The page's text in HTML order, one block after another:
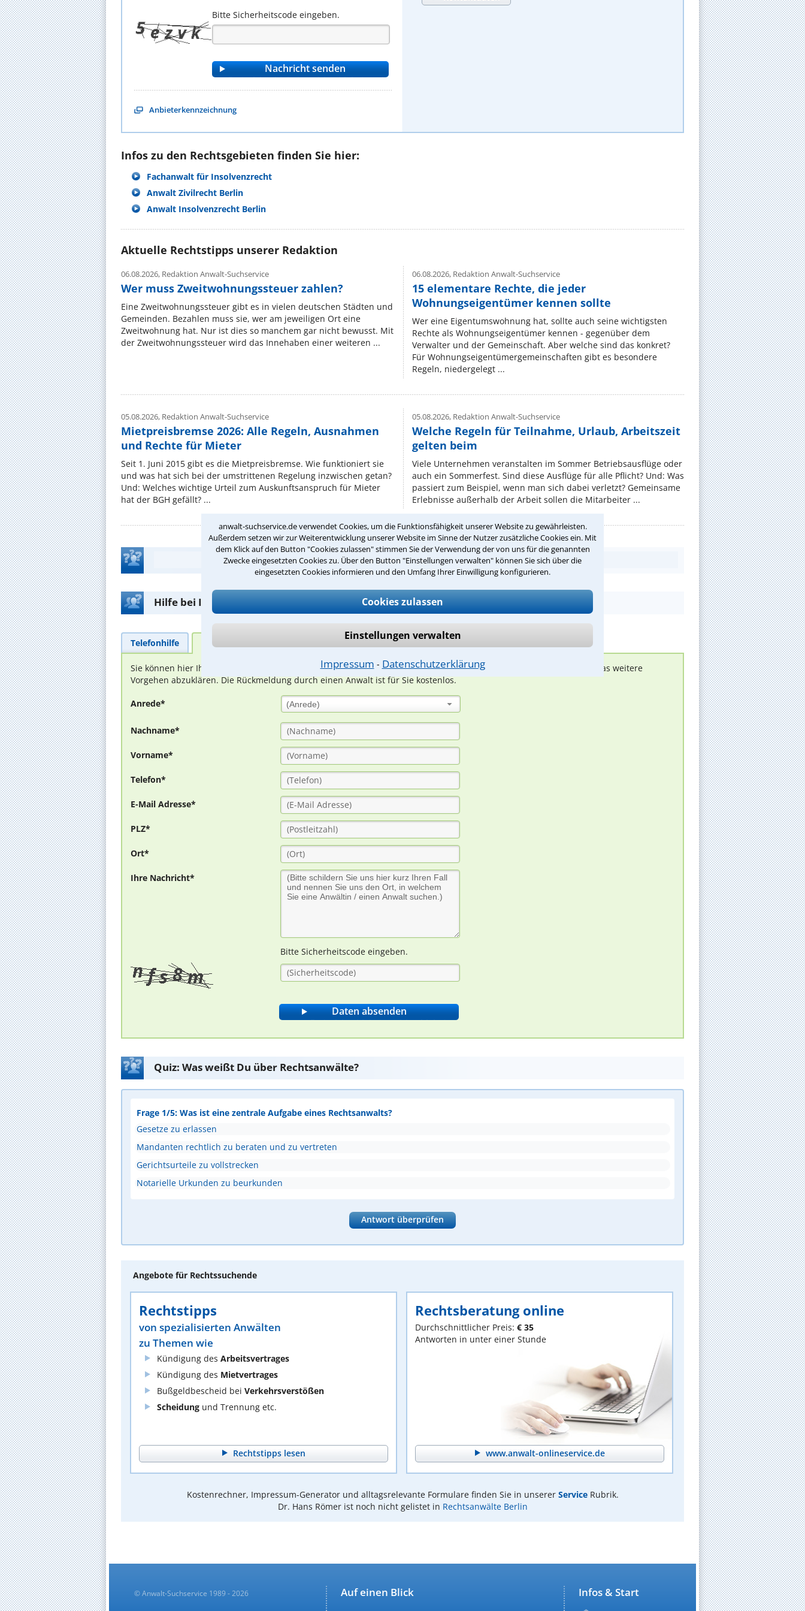
anwalt-suchservice.de verwendet Cookies, um die Funktionsfähigkeit unserer Website zu gewährleisten.
Außerdem setzen wir zur Weiterentwicklung unserer Website im Sinne der Nutzer zusätzliche Cookies ein. Mit
dem Klick auf den Button "Cookies zulassen" stimmen Sie der Verwendung der von uns für die genannten
Zwecke eingesetzten Cookies zu. Über den Button "Einstellungen verwalten" können Sie sich über die
eingesetzten Cookies informieren und den Umfang Ihrer Einwilligung konfigurieren.
Cookies zulassen
Einstellungen verwalten
Impressum ⁃ Datenschutzerklärung
Bitte Sicherheitscode eingeben.
Anbieterkennzeichnung
Infos zu den Rechtsgebieten finden Sie hier:
Fachanwalt für Insolvenzrecht
Anwalt Zivilrecht Berlin
Anwalt Insolvenzrecht Berlin
Aktuelle Rechtstipps unserer Redaktion
06.08.2026, Redaktion Anwalt-Suchservice
Wer muss Zweitwohnungssteuer zahlen?
Eine Zweitwohnungssteuer gibt es in vielen deutschen Städten und
Gemeinden. Bezahlen muss sie, wer am jeweiligen Ort eine
Zweitwohnung hat. Nur ist dies so manchem gar nicht bewusst. Mit
der Zweitwohnungssteuer wird das Innehaben einer weiteren ...
06.08.2026,Redaktion Anwalt-Suchservice
15 elementare Rechte, die jeder
Wohnungseigentümer kennen sollte
Wer eine Eigentumswohnung hat, sollte auch seine wichtigsten
Rechte als Wohnungseigentümer kennen - gegenüber dem
Verwalter und der Gemeinschaft. Aber welche sind das konkret?
Für Wohnungseigentümergemeinschaften gibt es besondere
Regeln, niedergelegt ...
05.08.2026, Redaktion Anwalt-Suchservice
Mietpreisbremse 2026: Alle Regeln, Ausnahmen
und Rechte für Mieter
Seit 1. Juni 2015 gibt es die Mietpreisbremse. Wie funktioniert sie
und was hat sich bei der umstrittenen Regelung inzwischen getan?
Und: Welches wichtige Urteil zum Auskunftsanspruch für Mieter
hat der BGH gefällt? ...
05.08.2026,Redaktion Anwalt-Suchservice
Welche Regeln für Teilnahme, Urlaub, Arbeitszeit
gelten beim
Viele Unternehmen veranstalten im Sommer Betriebsausflüge oder
auch ein Sommerfest. Sind diese Ausflüge für alle Pflicht? Und: Was
passiert zum Beispiel, wenn man sich dabei verletzt? Gemeinsame
Erlebnisse außerhalb der Arbeit sollen die Mitarbeiter ...
Teste Dein Rechtswissen
Hilfe bei Ihrer Anwaltsuche?
Telefonhilfe Beratungsanfrage
Sie können hier Ihren Fall schildern. Anschließend werden sich spezialisierte Rechtsanwälte bei Ihnen melden, um das weitere
Vorgehen abzuklären. Die Rückmeldung durch einen Anwalt ist für Sie kostenlos.
Anrede* (Anrede)
Nachname*
Vorname*
Telefon*
E-Mail Adresse*
PLZ*
Ort*
Ihre Nachricht*
Bitte Sicherheitscode eingeben.
Quiz: Was weißt Du über Rechtsanwälte?
Frage 1/5: Was ist eine zentrale Aufgabe eines Rechtsanwalts?
Gesetze zu erlassen
Mandanten rechtlich zu beraten und zu vertreten
Gerichtsurteile zu vollstrecken
Notarielle Urkunden zu beurkunden
Antwort überprüfen
Angebote für Rechtssuchende
Rechtstipps
von spezialisierten Anwälten
zu Themen wie
Kündigung des Arbeitsvertrages
Kündigung des Mietvertrages
Bußgeldbescheid bei Verkehrsverstößen
Scheidung und Trennung etc.
Rechtstipps lesen
Rechtsberatung online
Durchschnittlicher Preis: € 35
Antworten in unter einer Stunde
www.anwalt-onlineservice.de
Kostenrechner, Impressum-Generator und alltagsrelevante Formulare finden Sie in unserer ServiceRubrik.
Dr. Hans Römer ist noch nicht gelistet in Rechtsanwälte Berlin
Infos & Start
Auf einen Blick
© Anwalt-Suchservice 1989 - 2026